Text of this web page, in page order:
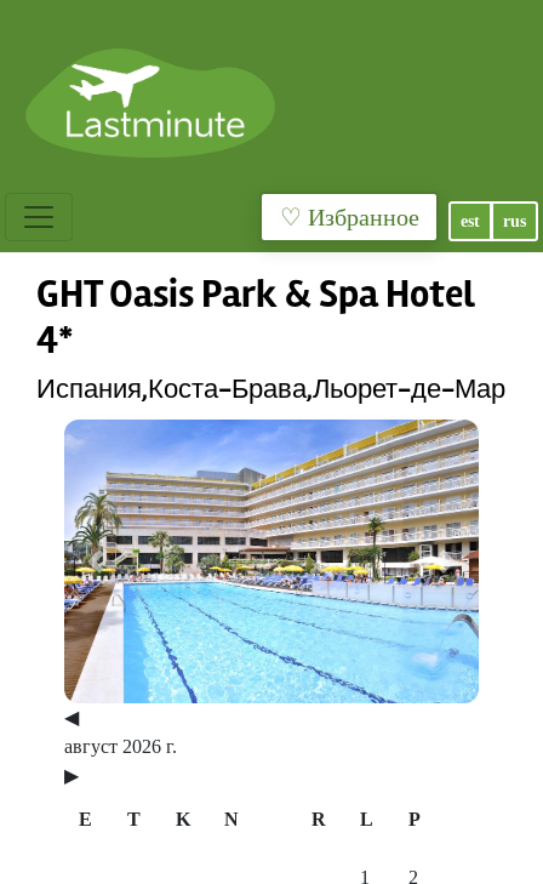
♡ Избранное est rus
GHT Oasis Park & Spa Hotel
4*
Испания,Коста-Брава,Льорет-де-Мар
Previous Next
◀
август 2026 г.
▶
E T K N R L P
1 2